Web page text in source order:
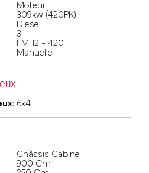
Moteur
309kw (420PK)
Diesel
3
FM 12 - 420
Manuelle
6x4
Châssis Cabine
900 Cm